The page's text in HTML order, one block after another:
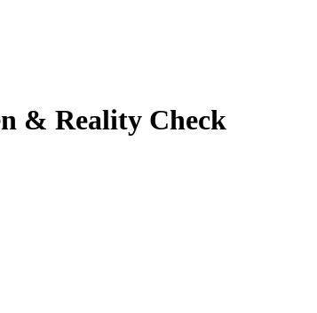
& Reality Check